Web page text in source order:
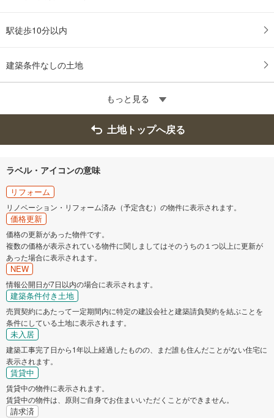
駅徒歩10分以内
建築条件なしの土地
もっと見る
土地トップへ戻る
ラベル・アイコンの意味
リフォーム
リノベーション・リフォーム済み（予定含む）の物件に表示されます。
価格更新
価格の更新があった物件です。
複数の価格が表示されている物件に関しましてはそのうちの１つ以上に更新が
あった場合に表示されます。
NEW
情報公開日が7日以内の場合に表示されます。
建築条件付き土地
売買契約にあたって一定期間内に特定の建設会社と建築請負契約を結ぶことを
条件にしている土地に表示されます。
未入居
建築工事完了日から1年以上経過したものの、まだ誰も住んだことがない住宅に
表示されます。
賃貸中
賃貸中の物件に表示されます。
賃貸中の物件は、原則ご自身でお住まいいただくことができません。
請求済